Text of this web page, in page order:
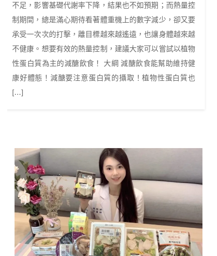
不足，影響基礎代謝率下降，結果也不如預期；而熱量控
制期間，總是滿心期待看著體重機上的數字減少，卻又要
承受一次次的打擊，離目標越來越遙遠，也讓身體越來越
不健康。想要有效的熱量控制，建議大家可以嘗試以植物
性蛋白質為主的減醣飲食！ 大綱 減醣飲食能幫助維持健
康好體態！減醣要注意蛋白質的攝取！植物性蛋白質也
[…]